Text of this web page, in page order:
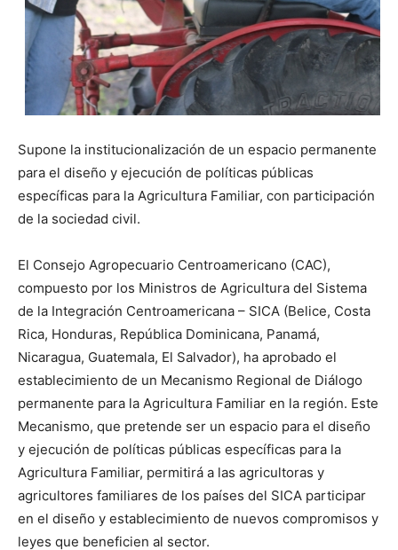
Supone la institucionalización de un espacio permanente
para el diseño y ejecución de políticas públicas
específicas para la Agricultura Familiar, con participación
de la sociedad civil.
El Consejo Agropecuario Centroamericano (CAC),
compuesto por los Ministros de Agricultura del Sistema
de la Integración Centroamericana – SICA (Belice, Costa
Rica, Honduras, República Dominicana, Panamá,
Nicaragua, Guatemala, El Salvador), ha aprobado el
establecimiento de un Mecanismo Regional de Diálogo
permanente para la Agricultura Familiar en la región. Este
Mecanismo, que pretende ser un espacio para el diseño
y ejecución de políticas públicas específicas para la
Agricultura Familiar, permitirá a las agricultoras y
agricultores familiares de los países del SICA participar
en el diseño y establecimiento de nuevos compromisos y
leyes que beneficien al sector.